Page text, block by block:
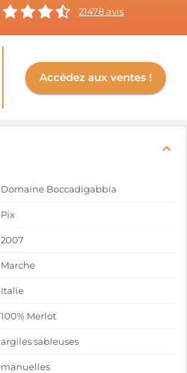
21478 avis
Accédez aux ventes !
Domaine Boccadigabbia
Pix
2007
Marche
Italie
100% Merlot
argiles sableuses
manuelles